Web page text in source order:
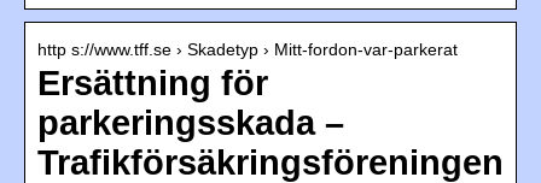
http s://www.tff.se › Skadetyp › Mitt-fordon-var-parkerat
Ersättning för
parkeringsskada –
Trafikförsäkringsföreningen